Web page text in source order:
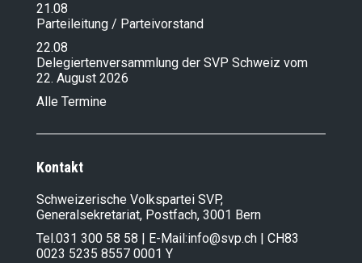
21.08
Parteileitung / Parteivorstand
22.08
Delegiertenversammlung der SVP Schweiz vom
22. August 2026
Alle Termine
Kontakt
Schweizerische Volkspartei SVP,
Generalsekretariat, Postfach, 3001 Bern
Tel.031 300 58 58 | E-Mail:info@svp.ch | CH83
0023 5235 8557 0001 Y